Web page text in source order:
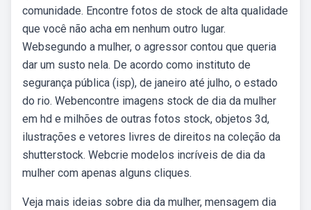
comunidade. Encontre fotos de stock de alta qualidade
que você não acha em nenhum outro lugar.
Websegundo a mulher, o agressor contou que queria
dar um susto nela. De acordo como instituto de
segurança pública (isp), de janeiro até julho, o estado
do rio. Webencontre imagens stock de dia da mulher
em hd e milhões de outras fotos stock, objetos 3d,
ilustrações e vetores livres de direitos na coleção da
shutterstock. Webcrie modelos incríveis de dia da
mulher com apenas alguns cliques.
Veja mais ideias sobre dia da mulher, mensagem dia